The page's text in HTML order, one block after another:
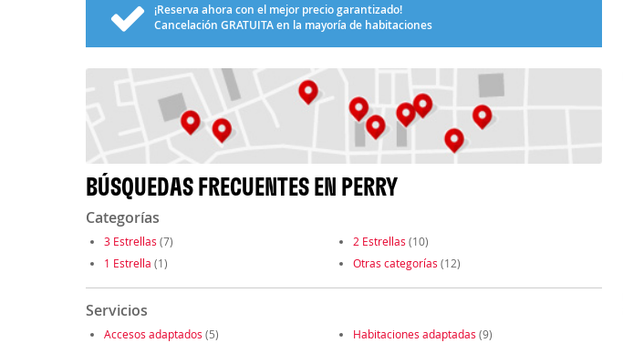
¡Reserva ahora con el mejor precio garantizado!
Cancelación GRATUITAen la mayoría de habitaciones
BÚSQUEDAS FRECUENTES EN PERRY
Categorías
3 Estrellas (7) 2 Estrellas (10)
1 Estrella (1) Otras categorías (12)
Servicios
Accesos adaptados (5) Habitaciones adaptadas (9)